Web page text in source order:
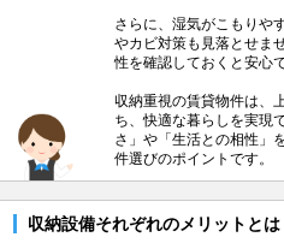
さらに、湿気がこもりや
やカビ対策も見落とせま
性を確認しておくと安心で
収納重視の賃貸物件は、
ち、快適な暮らしを実現
さ」や「生活との相性」
件選びのポイントです。
収納設備それぞれのメリットとは